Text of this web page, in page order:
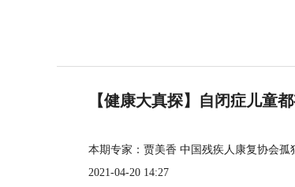
【健康大真探】自闭症儿童
本期专家：贾美香 中国残疾人康复协会孤
2021-04-20 14:27